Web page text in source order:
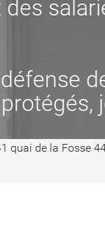
quai de la Fosse